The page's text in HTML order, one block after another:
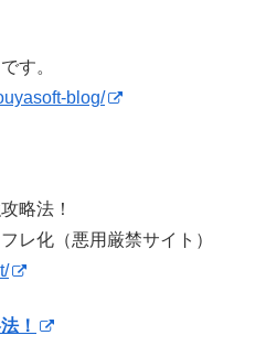
す。
blog/
略法！
レ化（悪用厳禁サイト）
！